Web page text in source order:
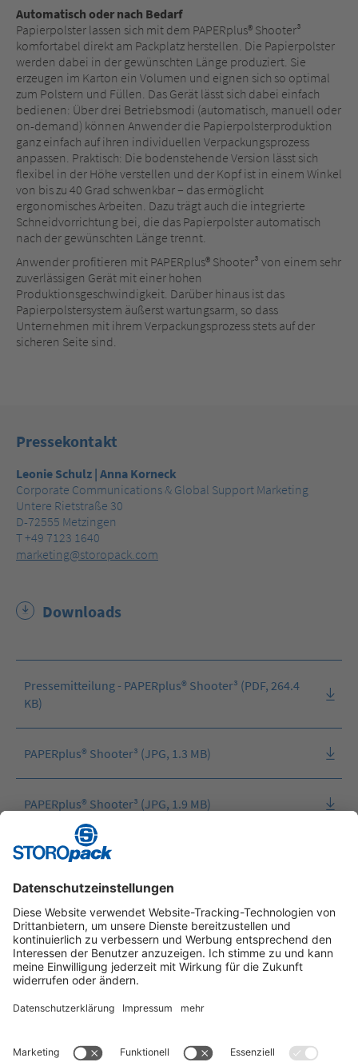
Automatisch oder nach Bedarf
Papierpolster lassen sich mit dem PAPERplus® Shooter³
komfortabel direkt am Packplatz herstellen. Die Papierpolster
werden dabei in der gewünschten Länge produziert. Sie
erzeugen im Karton ein Volumen und eignen sich so optimal
zum Polstern und Füllen. Das Gerät lässt sich dabei einfach
bedienen: Über drei Betriebsmodi (automatisch, manuell oder
on-demand) können Anwender die Papierpolsterproduktion
ganz einfach auf ihren individuellen Verpackungsprozess
anpassen. Praktisch: Die bodenstehende Version lässt sich
flexibel in der Höhe verstellen und der Kopf ist in einem Winkel
von bis zu 40 Grad schwenkbar – das ermöglicht
ergonomisches Arbeiten. Dazu trägt auch die integrierte
Schneidvorrichtung bei, die das Papierpolster automatisch
nach der gewünschten Länge trennt.
Anwender profitieren mit PAPERplus® Shooter³ von einem sehr
zuverlässigen Gerät mit einer hohen
Produktionsgeschwindigkeit. Darüber hinaus ist das
Papierpolstersystem äußerst wartungsarm, so dass
Unternehmen mit ihrem Verpackungsprozess stets auf der
sicheren Seite sind.
Pressekontakt
Leonie Schulz | Anna Korneck
Corporate Communications & Global Support Marketing
Untere Rietstraße 30
D-72555 Metzingen
T +49 7123 1640
marketing@storopack.com
Downloads
Pressemitteilung - PAPERplus® Shooter³ (PDF, 264.4
KB)
PAPERplus® Shooter³ (JPG, 1.3 MB)
PAPERplus® Shooter³ (JPG, 1.9 MB)
Instagram LinkedIn Vimeo
YouTube Glassdoor
Kununu